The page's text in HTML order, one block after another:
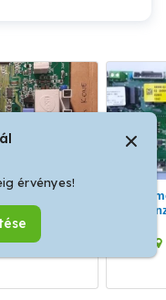
javítás
kerület
érvényes!